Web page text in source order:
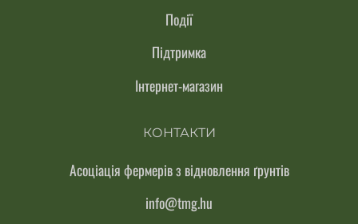
Події
Підтримка
Інтернет-магазин
КОНТАКТИ
Асоціація фермерів з відновлення ґрунтів
info@tmg.hu